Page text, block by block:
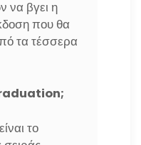
να βγει η
που θα
τα τέσσερα
το